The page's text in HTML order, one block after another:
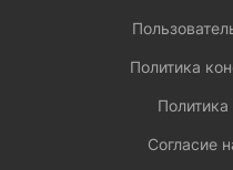
Политика
Согласие